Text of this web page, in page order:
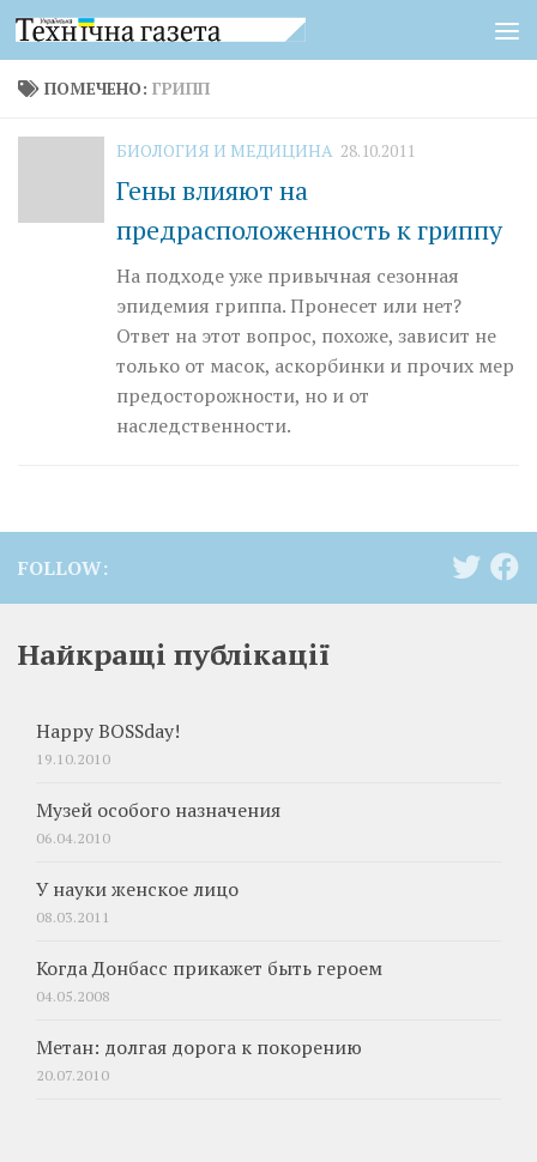
Перейти к содержимому
ПОМЕЧЕНО: ГРИПП
БИОЛОГИЯ И МЕДИЦИНА 28.10.2011
Гены влияют на
предрасположенность к гриппу
На подходе уже привычная сезонная
эпидемия гриппа. Пронесет или нет?
Ответ на этот вопрос, похоже, зависит не
только от масок, аскорбинки и прочих мер
предосторожности, но и от
наследственности.
FOLLOW:
Найкращі публікації
Happy BOSSday!
19.10.2010
Музей особого назначения
06.04.2010
У науки женское лицо
08.03.2011
Когда Донбасс прикажет быть героем
04.05.2008
Метан: долгая дорога к покорению
20.07.2010